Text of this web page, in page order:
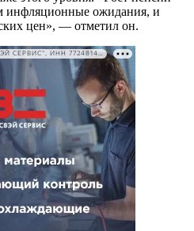
инфляционные ожидания, и
цен», — отметил он.
РЕКЛАМА • ООО "ТРАНСВЭЙ СЕРВИС", ИНН 7724814198